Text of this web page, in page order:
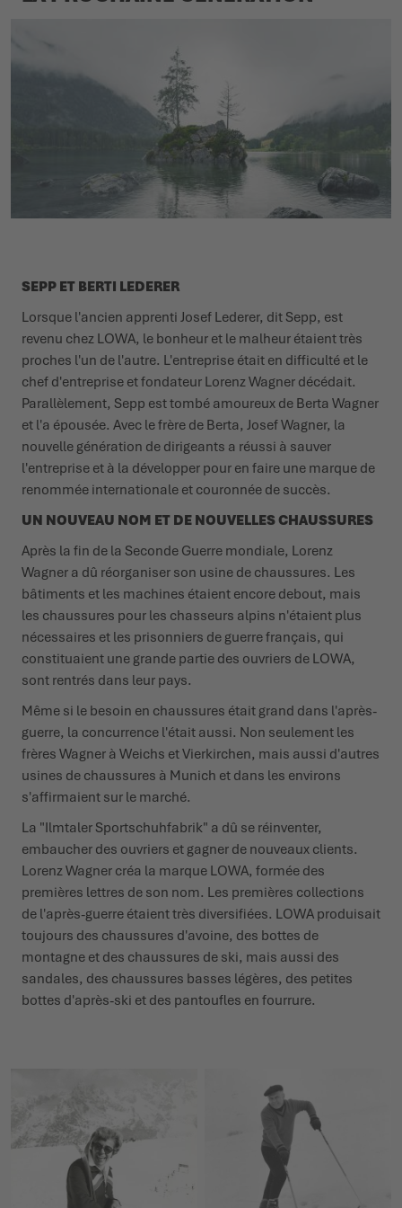
SEPP ET BERTI LEDERER
Lorsque l'ancien apprenti Josef Lederer, dit Sepp, est
revenu chez LOWA, le bonheur et le malheur étaient très
proches l'un de l'autre. L'entreprise était en difficulté et le
chef d'entreprise et fondateur Lorenz Wagner décédait.
Parallèlement, Sepp est tombé amoureux de Berta Wagner
et l'a épousée. Avec le frère de Berta, Josef Wagner, la
nouvelle génération de dirigeants a réussi à sauver
l'entreprise et à la développer pour en faire une marque de
renommée internationale et couronnée de succès.
UN NOUVEAU NOM ET DE NOUVELLES CHAUSSURES
Après la fin de la Seconde Guerre mondiale, Lorenz
Wagner a dû réorganiser son usine de chaussures. Les
bâtiments et les machines étaient encore debout, mais
les chaussures pour les chasseurs alpins n'étaient plus
nécessaires et les prisonniers de guerre français, qui
constituaient une grande partie des ouvriers de LOWA,
sont rentrés dans leur pays.
Même si le besoin en chaussures était grand dans l'après-
guerre, la concurrence l'était aussi. Non seulement les
frères Wagner à Weichs et Vierkirchen, mais aussi d'autres
usines de chaussures à Munich et dans les environs
s'affirmaient sur le marché.
La "Ilmtaler Sportschuhfabrik" a dû se réinventer,
embaucher des ouvriers et gagner de nouveaux clients.
Lorenz Wagner créa la marque LOWA, formée des
premières lettres de son nom. Les premières collections
de l'après-guerre étaient très diversifiées. LOWA produisait
toujours des chaussures d'avoine, des bottes de
montagne et des chaussures de ski, mais aussi des
sandales, des chaussures basses légères, des petites
bottes d'après-ski et des pantoufles en fourrure.